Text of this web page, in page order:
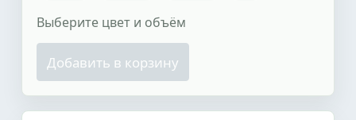
Выберите цвет и объём
Добавить в корзину